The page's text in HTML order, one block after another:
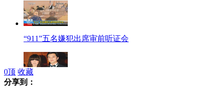
“911”五名嫌犯出席审前听证会
0顶 收藏
分享到：